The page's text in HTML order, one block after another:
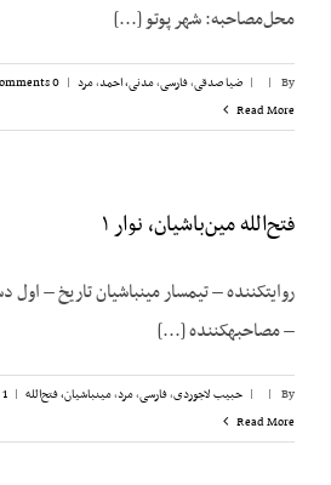
محل‌مصاحبه: شهر پوتو [...]
By
|
| ضیا صدقی,فارسی,مدنی، احمد,مرد |
0 Comments
Read More
فتح‌الله مین‌باشیان، نوار ۱
– مصاحبه­کننده [...]
By
|
| حبیب لاجوردی,فارسی,مرد,مینباشیان، فتح‌الله |
1 Comment
Read More